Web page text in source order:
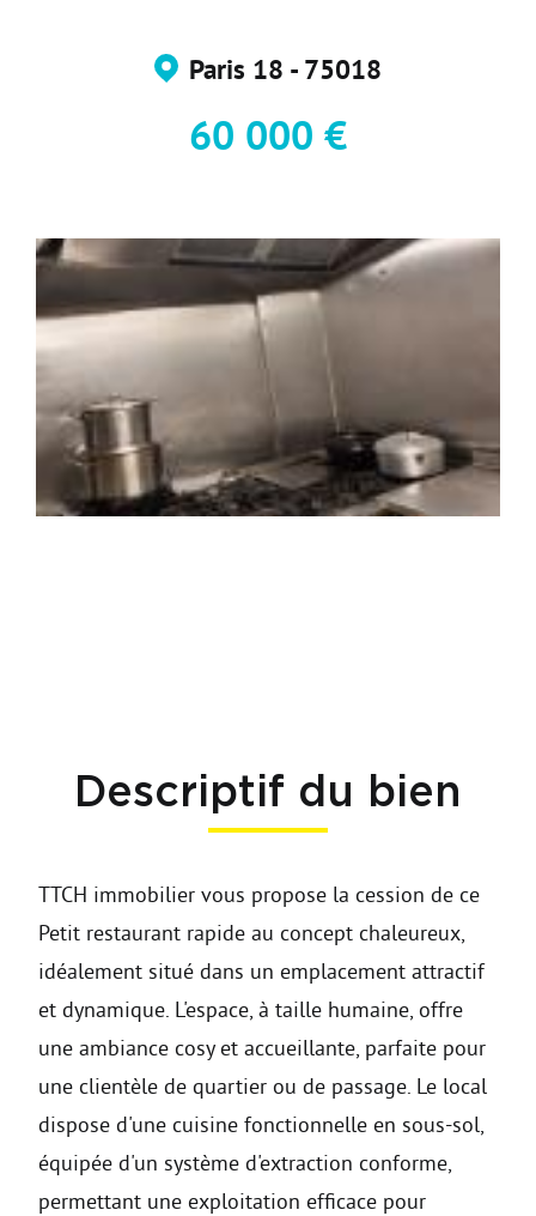
Paris 18 - 75018
60 000 €
Descriptif du bien
TTCH immobilier vous propose la cession de ce
Petit restaurant rapide au concept chaleureux,
idéalement situé dans un emplacement attractif
et dynamique. L'espace, à taille humaine, offre
une ambiance cosy et accueillante, parfaite pour
une clientèle de quartier ou de passage. Le local
dispose d'une cuisine fonctionnelle en sous-sol,
équipée d'un système d'extraction conforme,
permettant une exploitation efficace pour